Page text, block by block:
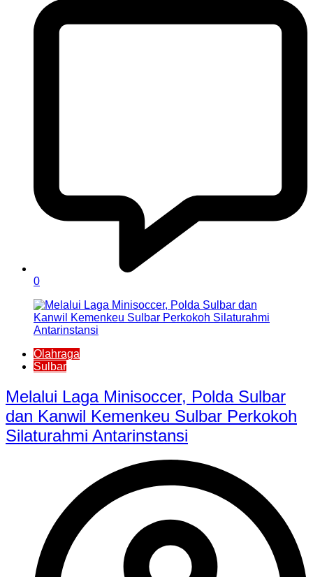
0
Olahraga
Sulbar
Melalui Laga Minisoccer, Polda Sulbar
dan Kanwil Kemenkeu Sulbar Perkokoh
Silaturahmi Antarinstansi